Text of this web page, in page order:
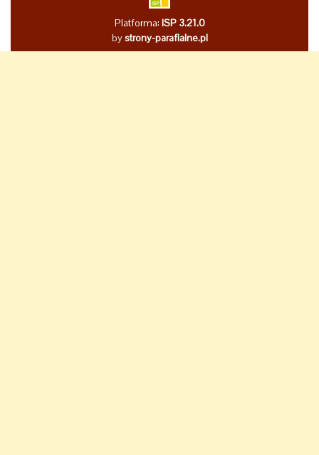
Platforma: ISP 3.21.0
bystrony-parafialne.pl